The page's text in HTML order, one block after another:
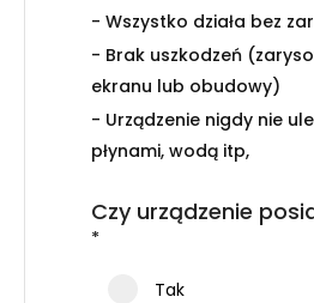
- Wszystko działa bez
- Brak uszkodzeń
ekranu lub obudowy)
- Urządzenie nigdy nie
płynami, wodą itp,
Czy urządzenie
*
Tak